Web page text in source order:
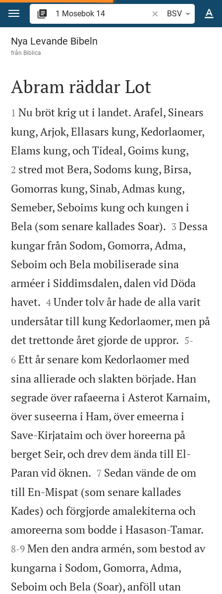
Hoppa till innehåll
Sök bibelvers eller
BSV
1 Mosebok 14
Nya Levande Bibeln
från Biblica

Abram räddar Lot

1 Nu bröt krig ut i landet. Arafel, Sinears
kung, Arjok, Ellasars kung, Kedorlaomer,
Elams kung, och Tideal, Goims kung,
2 stred mot Bera, Sodoms kung, Birsa,
Gomorras kung, Sinab, Admas kung,
Semeber, Seboims kung och kungen i
Bela (som senare kallades Soar). 

3 Dessa
kungar från Sodom, Gomorra, Adma,
Seboim och Bela mobiliserade sina
arméer i Siddimsdalen, dalen vid Döda
havet. 

4 Under tolv år hade de alla varit
undersåtar till kung Kedorlaomer, men på
det trettonde året gjorde de uppror. 

5-
6 Ett år senare kom Kedorlaomer med
sina allierade och slakten började. Han
segrade över rafaeerna i Asterot Karnaim,
över suseerna i Ham, över emeerna i
Save-Kirjataim och över horeerna på
berget Seir, och drev dem ända till El-
Paran vid öknen. 

7 Sedan vände de om
till En-Mispat (som senare kallades
Kades) och förgjorde amalekiterna och
amoreerna som bodde i Hasason-Tamar.
8-9 Men den andra armén, som bestod av
kungarna i Sodom, Gomorra, Adma,
Seboim och Bela (Soar), anföll utan